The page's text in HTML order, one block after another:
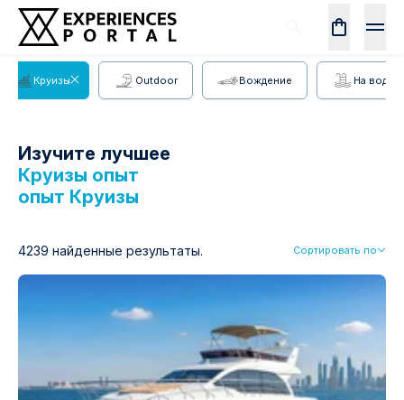
Круизы Outdoor Вождение На воде
Изучите лучшее
Круизы опыт
опыт Круизы
Сортировать по
4239 найденные результаты.